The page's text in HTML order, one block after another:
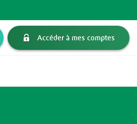
Accéder à mes comptes